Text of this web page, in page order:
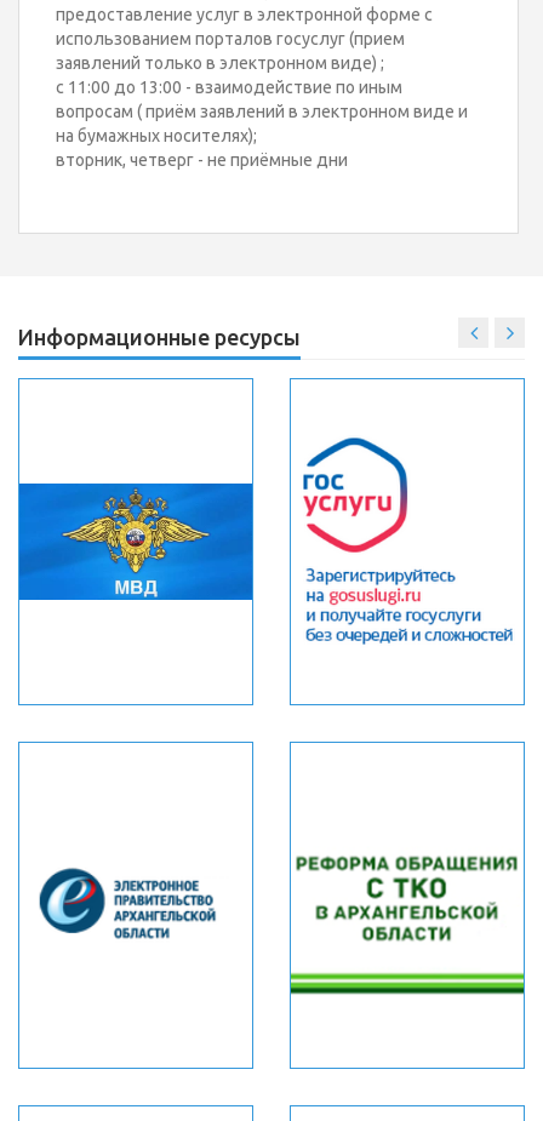
предоставление услуг в электронной форме с
использованием порталов госуслуг (прием
заявлений только в электронном виде) ;
с 11:00 до 13:00 - взаимодействие по иным
вопросам ( приём заявлений в электронном виде и
на бумажных носителях);
вторник, четверг - не приёмные дни
Информационные ресурсы